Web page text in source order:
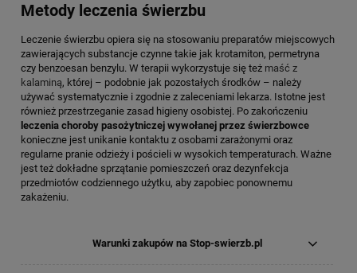
Metody leczenia świerzbu
Leczenie świerzbu opiera się na stosowaniu preparatów miejscowych
zawierających substancje czynne takie jak krotamiton, permetryna
czy benzoesan benzylu. W terapii wykorzystuje się też maść z
kalaminą, której – podobnie jak pozostałych środków – należy
używać systematycznie i zgodnie z zaleceniami lekarza. Istotne jest
również przestrzeganie zasad higieny osobistej. Po zakończeniu
leczenia choroby pasożytniczej wywołanej przez świerzbowce
konieczne jest unikanie kontaktu z osobami zarażonymi oraz
regularne pranie odzieży i pościeli w wysokich temperaturach. Ważne
jest też dokładne sprzątanie pomieszczeń oraz dezynfekcja
przedmiotów codziennego użytku, aby zapobiec ponownemu
zakażeniu.
Warunki zakupów na Stop-swierzb.pl